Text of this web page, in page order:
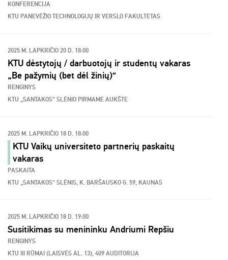
KONFERENCIJA
KTU PANEVĖŽIO TECHNOLOGIJŲ IR VERSLO FAKULTETAS
2025 M. LAPKRIČIO 20 D. 18:00
KTU dėstytojų / darbuotojų ir studentų vakaras
„Be pažymių (bet dėl žinių)“
RENGINYS
KTU „SANTAKOS“ SLĖNIO PIRMAME AUKŠTE
2025 M. LAPKRIČIO 18 D. 18:00
KTU Vaikų universiteto partnerių paskaitų
vakaras
PASKAITA
KTU „SANTAKOS“ SLĖNIS, K. BARŠAUSKO G. 59, KAUNAS
2025 M. LAPKRIČIO 18 D. 19:00
Susitikimas su menininku Andriumi Repšiu
RENGINYS
KTU III RŪMAI (LAISVĖS AL. 13), 409 AUDITORIJA